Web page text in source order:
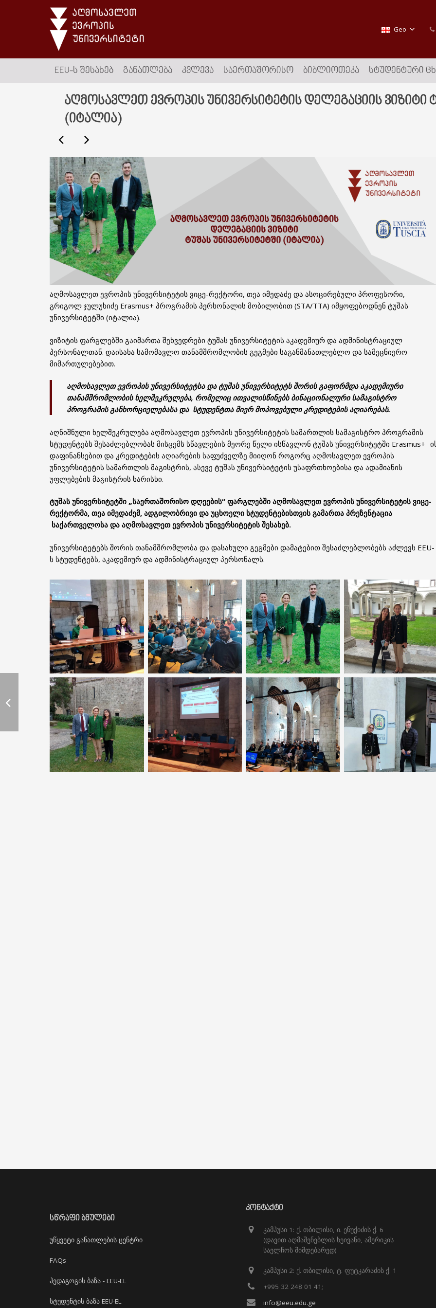
Geo
EEU-Ს ᲨᲔᲡᲐᲮᲔᲑ ᲒᲐᲜᲐᲗᲚᲔᲑᲐ ᲙᲕᲚᲔᲕᲐ ᲡᲐᲔᲠᲗᲐᲨᲝᲠᲘᲡᲝ ᲑᲘᲑᲚᲘᲝᲗᲔᲙᲐ ᲡᲢᲣᲓᲔᲜᲢᲣᲠᲘ
აღმოსავლეთ ევროპის უნივერსიტეტის დელეგაციის ვიზიტი
(იტალია)
აღმოსავლეთ ევროპის უნივერსიტეტის ვიცე-რექტორი, თეა იმედაძე და ასოცირებული პროფესორი,
გრიგოლ ჯულუხიძე Erasmus+ პროგრამის პერსონალის მობილობით (STA/TTA) იმყოფებოდნენ ტუშას
უნივერსიტეტში (იტალია).
ვიზიტის ფარგლებში გაიმართა შეხვედრები ტუშას უნივერსიტეტის აკადემიურ და ადმინისტრაციულ
პერსონალთან. დაისახა სამომავლო თანამშრომლობის გეგმები საგანმანათლებლო და სამეცნიერო
მიმართულებებით.
აღმოსავლეთ ევროპის უნივერსიტეტსა და ტუშას უნივერსიტეტს შორის გაფორმდა აკადემიური
თანამშრომლობის ხელშეკრულება, რომელიც ითვალისწინებს ბინაციონალური სამაგისტრო
პროგრამის განხორციელებასა და სტუდენტთა მიერ მოპოვებული კრედიტების აღიარებას.
აღნიშნული ხელშეკრულება აღმოსავლეთ ევროპის უნივერსიტეტის სამართლის სამაგისტრო პროგრამის
სტუდენტებს შესაძლებლობას მისცემს სწავლების მეორე წელი ისწავლონ ტუშას უნივერსიტეტში Erasmus+ -
დაფინანსებით და კრედიტების აღიარების საფუძველზე მიიღონ როგორც აღმოსავლეთ ევროპის
უნივერსიტეტის სამართლის მაგისტრის, ასევე ტუშას უნივერსიტეტის უსაფრთხოებისა და ადამიანის
უფლებების მაგისტრის ხარისხი.
ტუშას უნივერსიტეტში „საერთაშორისო დღეების“ ფარგლებში აღმოსავლეთ ევროპის უნივერსიტეტის ვიცე-
რექტორმა, თეა იმედაძემ, ადგილობრივი და უცხოელი სტუდენტებისთვის გამართა პრეზენტაცია
საქართველოსა და აღმოსავლეთ ევროპის უნივერსიტეტის შესახებ.
უნივერსიტეტებს შორის თანამშრომლობა და დასახული გეგმები დამატებით შესაძლებლობებს აძლევს EEU-
ს სტუდენტებს, აკადემიურ და ადმინისტრაციულ პერსონალს.
ᲡᲬᲠᲐᲤᲘ ᲑᲛᲣᲚᲔᲑᲘ
უწყვეტი განათლების ცენტრი
FAQs
პედაგოგის ბაზა - EEU-EL
სტუდენტის ბაზა EEU-EL
ᲙᲝᲜᲢᲐᲥᲢᲘ
კამპუსი 1: ქ. თბილისი, ი. ენუქიძის ქ. 6
(დავით აღმაშენებლის ხეივანი, ამერიკის
საელჩოს მიმდებარედ)
კამპუსი 2: ქ. თბილისი, ტ. ფუტკარაძის ქ. 1
+995 32 248 01 41;
info@eeu.edu.ge